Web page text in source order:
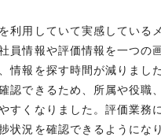
利用していて実感している
員情報や評価情報を一つの
情報を探す時間が減りまし
認できるため、所属や役職
すくなりました。評価業務
状況を確認できるようにな